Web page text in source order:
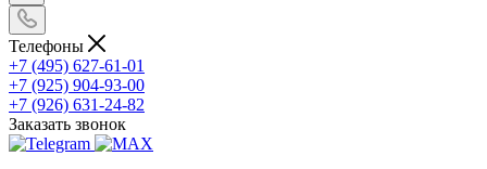
Телефоны
+7 (495) 627-61-01
+7 (925) 904-93-00
+7 (926) 631-24-82
Заказать звонок